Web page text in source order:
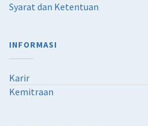
Syarat dan Ketentuan
INFORMASI
Karir
Kemitraan